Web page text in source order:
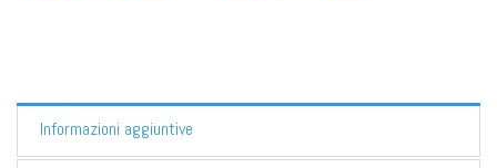
Informazioni aggiuntive